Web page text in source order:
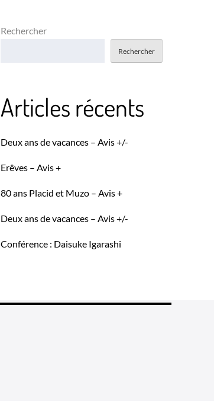
Rechercher
Rechercher
Articles récents
Deux ans de vacances – Avis +/-
Erêves – Avis +
80 ans Placid et Muzo – Avis +
Deux ans de vacances – Avis +/-
Conférence : Daisuke Igarashi